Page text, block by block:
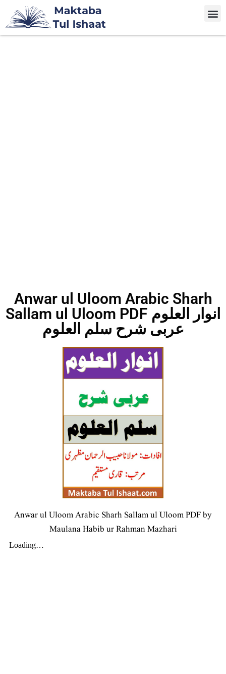
Anwar ul Uloom Arabic Sharh
Sallam ul Uloom PDF انوار العلوم
عربی شرح سلم العلوم
Anwar ul Uloom Arabic Sharh Sallam ul Uloom PDF by
Maulana Habib ur Rahman Mazhari